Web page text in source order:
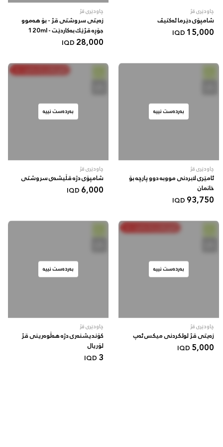
چاودێری قژ
شامپۆی دێرما ئەکتیڤ
15,000
IQD
چاودێری قژ
زەیتی سروشتی قژ - بۆ هەموو
جۆڕە قژێك بەکاردێت - 120ml
28,000
IQD
بەردەست نییە
چاودێری قژ
ئامێری لابردنی مووبە دوو پارچە بۆ
خانمان
93,750
IQD
بەردەست نییە
چاودێری قژ
شامپۆی دژە قڵیشەی سروشتی
6,000
IQD
بەردەست نییە
چاودێری قژ
زەیتی قژ لولکردنی میکس ئەپ
5,000
IQD
بەردەست نییە
چاودێری قژ
کۆندیشنەری دژە هەڵوەرینی قژ
لۆریال
3
IQD